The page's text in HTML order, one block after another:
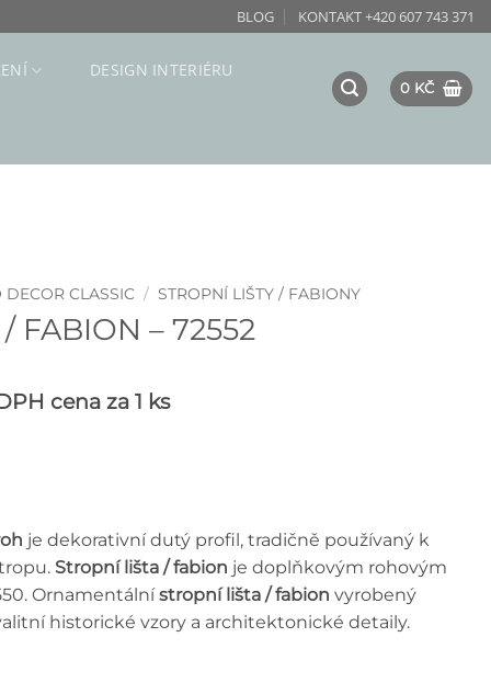
BLOG KONTAKT +420 607 743 371
DESIGN INTERIÉRU
0 KČ
DECOR CLASSIC / STROPNÍ LIŠTY / FABIONY
FABION – 72552
cena za 1 ks
je dekorativní dutý profil, tradičně používaný k
Stropní lišta / fabion je doplňkovým rohovým
Ornamentálnístropní lišta / fabion vyrobený
historické vzory a architektonické detaily.